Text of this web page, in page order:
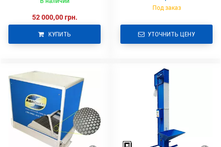
52 000,00 грн.
КУПИТЬ
Под заказ
УТОЧНИТЬ ЦЕНУ